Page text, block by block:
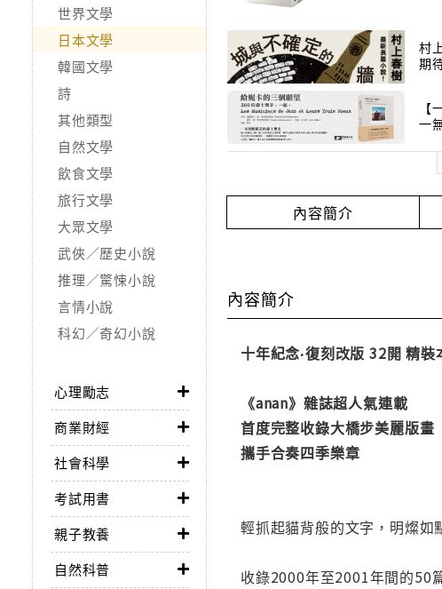
世界文學
日本文學
韓國文學
詩
其他類型
自然文學
飲食文學
旅行文學
大眾文學
武俠／歷史小說
推理／驚悚小說
言情小說
科幻／奇幻小說
心理勵志
商業財經
社會科學
考試用書
親子教養
自然科普
村
期
一
內容簡介
內容簡介
十年紀念‧復刻改版 32開 精裝
《anan》雜誌超人氣連載
首度完整收錄大橋步美麗版畫
攜手合奏四季樂章
輕抓起貓背般的文字，明燦如
收錄2000年至2001年間的50